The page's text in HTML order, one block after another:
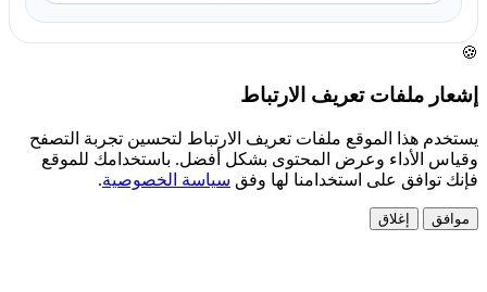
🍪
إشعار ملفات تعريف الارتباط
يستخدم هذا الموقع ملفات تعريف الارتباط لتحسين تجربة التصفح
وقياس الأداء وعرض المحتوى بشكل أفضل. باستخدامك للموقع
فإنك توافق على استخدامنا لها وفق سياسة الخصوصية.
موافق إغلاق